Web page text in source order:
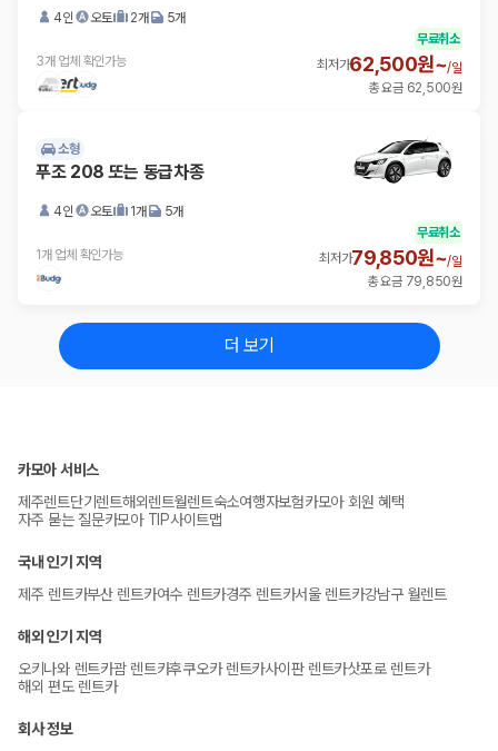
4인 오토 2개 5개
3개 업체 확인가능
무료취소
최저가62,500원~/일
총 요금 62,500원
소형
푸조 208 또는 동급차종
4인 오토 1개 5개
1개 업체 확인가능
무료취소
최저가79,850원~/일
총 요금 79,850원
더 보기
카모아 서비스
제주렌트단기렌트해외렌트월렌트숙소여행자보험카모아 회원 혜택
자주 묻는 질문카모아 TIP사이트맵
국내 인기 지역
제주 렌트카부산 렌트카여수 렌트카경주 렌트카서울 렌트카강남구 월렌트
해외 인기 지역
오키나와 렌트카괌 렌트카후쿠오카 렌트카사이판 렌트카삿포로 렌트카
해외 편도 렌트카
회사 정보